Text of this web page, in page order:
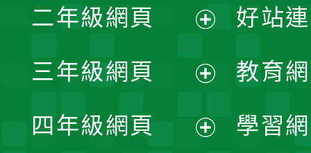
開
選
單
二年級網頁
開
選
三年級網頁
開
四年級網頁
好站
教育
學習